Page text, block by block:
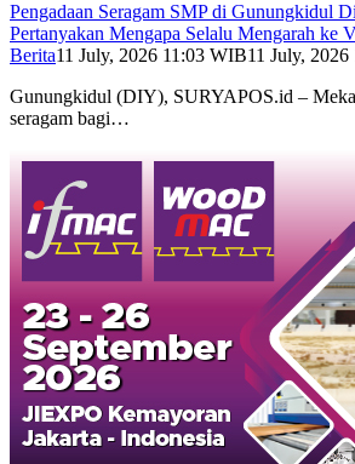
Pengadaan Seragam SMP di Gunungkidul
Pertanyakan Mengapa Selalu Mengarah ke
Berita11 July, 2026 11:03 WIB11 July,
Gunungkidul (DIY), SURYAPOS.id –
seragam bagi…